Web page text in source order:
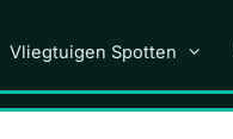
Vliegtuigen Spotten